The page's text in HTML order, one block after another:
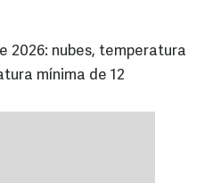
2026: nubes, temperatura
mínima de 12